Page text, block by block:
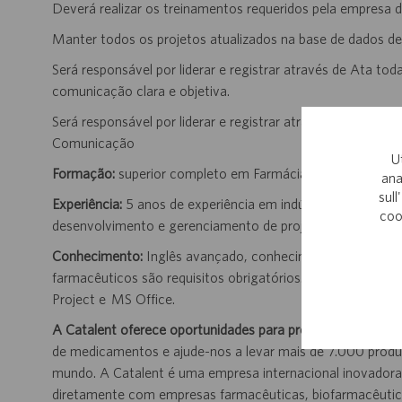
Deverá realizar os treinamentos requeridos pela empresa
Manter todos os projetos atualizados na base de dados
Será responsável por liderar e registrar através de Ata
comunicação clara e objetiva.
Será responsável por liderar e registrar através de Ata
Comunicação
Formação: superior completo em Farmácia, Química,
Experiência: 5 anos de experiência em indústria
desenvolvimento e gerenciamento de projetos na
Conhecimento: Inglês avançado, conhecimentos em
farmacêuticos são requisitos obrigatórios. Conhecimento
Project e MS Office.
A Catalent oferece oportunidades para promover sua
de medicamentos e ajude-nos a levar mais de 7.000
mundo. A Catalent é uma empresa internacional
diretamente com empresas farmacêuticas,